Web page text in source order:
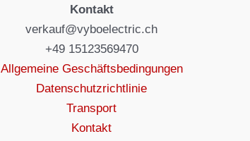
Kontakt
verkauf@vyboelectric.ch
+49 15123569470
Allgemeine Geschäftsbedingungen
Datenschutzrichtlinie
Transport
Kontakt